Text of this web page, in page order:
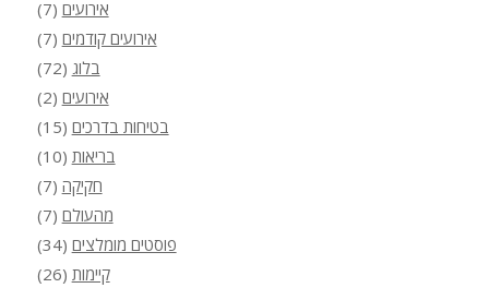
אירועים (7)
אירועים קודמים (7)
בלוג (72)
אירועים (2)
בטיחות בדרכים (15)
בריאות (10)
חקיקה (7)
מהעולם (7)
פוסטים מומלצים (34)
קיימות (26)